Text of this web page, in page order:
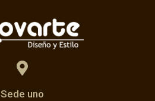
Sede uno